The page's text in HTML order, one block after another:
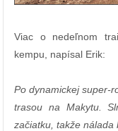
Viac o nedeľnom
kempu, napísal Erik:
Po dynamickej super-
trasou na Makytu.
začiatku, takže